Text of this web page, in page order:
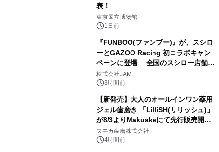
表！
東京国立博物館
1日前
『FUNBOO(ファンブー)』が、スシロ
ーとGAZOO Racing 初コラボキャン
ペーンに登場 全国のスシロー店舗で
GR 4車種の FUNBOO(ミニカー)付き
メニューが展開されます
株式会社JAM
3時間前
【新発売】大人のオールインワン薬用
ジェル歯磨き 「LilliSH(リリッシュ)」
が8/3よりMakuakeにて先行販売開
始！
スモカ歯磨株式会社
4時間前